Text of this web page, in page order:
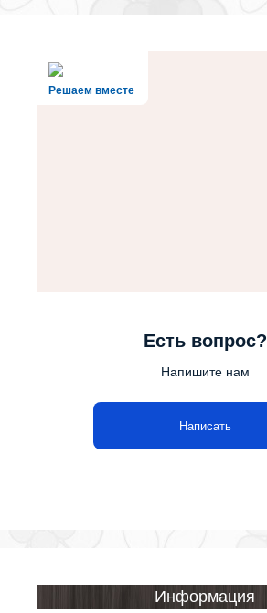
Решаем вместе
Есть вопрос?
Напишите нам
Написать
Информация